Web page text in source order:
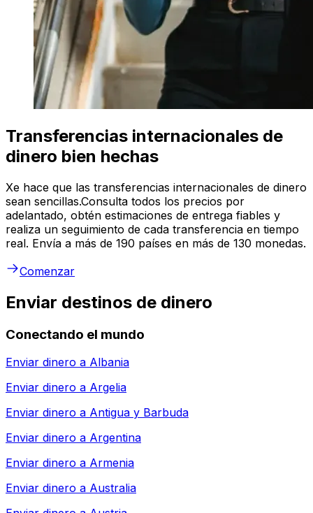
Transferencias internacionales de
dinero bien hechas
Xe hace que las transferencias internacionales de dinero
sean sencillas.Consulta todos los precios por
adelantado, obtén estimaciones de entrega fiables y
realiza un seguimiento de cada transferencia en tiempo
real. Envía a más de 190 países en más de 130 monedas.
Comenzar
Enviar destinos de dinero
Conectando el mundo
Enviar dinero a Albania
Enviar dinero a Argelia
Enviar dinero a Antigua y Barbuda
Enviar dinero a Argentina
Enviar dinero a Armenia
Enviar dinero a Australia